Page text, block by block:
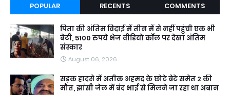
POPULAR RECENTS COMMENTS
पिता की अंतिम विदाई में तीन में से नहीं पहुंची एक भी
बेटी, 5100 रुपये भेज वीडियो कॉल पर देखा अंतिम
संस्कार
August 06, 2026
सड़क हादसे में अतीक अहमद के छोटे बेटे समेत 2 की
मौत, झांसी जेल में बंद भाई से मिलने जा रहा था अबान